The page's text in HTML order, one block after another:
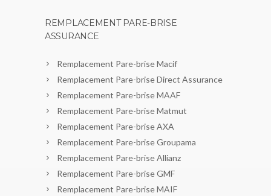
REMPLACEMENT PARE-BRISE
ASSURANCE
Remplacement Pare-brise Macif
Remplacement Pare-brise Direct Assurance
Remplacement Pare-brise MAAF
Remplacement Pare-brise Matmut
Remplacement Pare-brise AXA
Remplacement Pare-brise Groupama
Remplacement Pare-brise Allianz
Remplacement Pare-brise GMF
Remplacement Pare-brise MAIF